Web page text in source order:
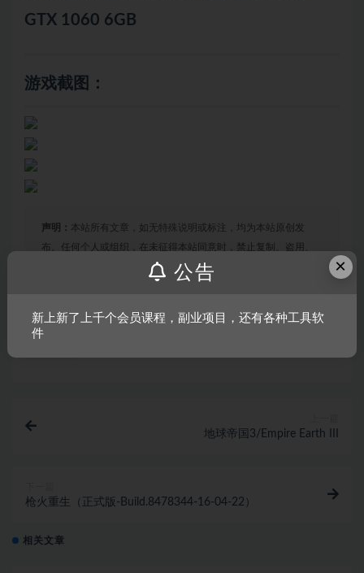
GTX 1060 6GB
游戏截图：
声明： 本站所有文章，如无特殊说明或标注，均为本站原创发
布。任何个人或组织，在未征得本站同意时，禁止复制、盗用、
采集、发布本站内容到任何网站、书籍等各类媒体平台。如若本
地球帝国3/Empire Earth III
枪火重生（正式版-Build.8478344-16-04-22）
相关文章
×
公告
新上新了上千个会员课程，副业项目，还有各种工具软
件